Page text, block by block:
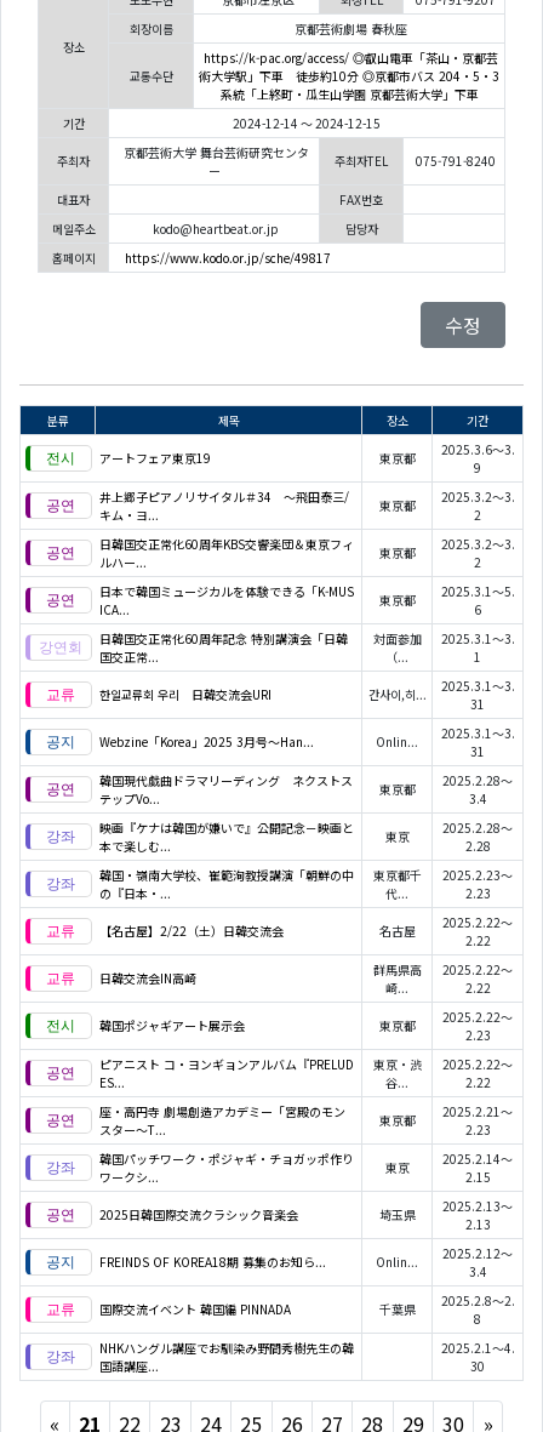
장소
회장이름
京都芸術劇場 春秋座
교통수단
https://k-pac.org/access/ ◎叡山電車「茶山・京都芸
術大学駅」下車 徒歩約10分 ◎京都市バス 204・5・3
系統「上終町・瓜生山学園 京都芸術大学」下車
기간
2024-12-14 ～ 2024-12-15
주최자
京都芸術大学 舞台芸術研究センタ
ー
주최자TEL 075-791-8240
대표자
FAX번호
메일주소
kodo@heartbeat.or.jp
담당자
홈페이지
https://www.kodo.or.jp/sche/49817
수정
분류 제목 장소 기간
アートフェア東京19 東京都
2025.3.6～3.
9
井上郷子ピアノリサイタル＃34 ～飛田泰三/
キム・ヨ...
東京都
2025.3.2～3.
2
日韓国交正常化60周年KBS交響楽団＆東京フィ
ルハー...
東京都
2025.3.2～3.
2
日本で韓国ミュージカルを体験できる「K-MUS
ICA...
東京都
2025.3.1～5.
6
日韓国交正常化60周年記念 特別講演会「日韓
国交正常...
対面参加
（...
2025.3.1～3.
1
한일교류회 우리 日韓交流会URI 간사이,히...
2025.3.1～3.
31
Webzine「Korea」2025 3月号～Han... Onlin...
2025.3.1～3.
31
韓国現代戯曲ドラマリーディング ネクストス
テップVo...
東京都
2025.2.28～
3.4
映画『ケナは韓国が嫌いで』公開記念－映画と
本で楽しむ...
東京
2025.2.28～
2.28
韓国・嶺南大学校、崔範洵教授講演「朝鮮の中
の『日本・...
東京都千
代...
2025.2.23～
2.23
【名古屋】2/22（土）日韓交流会 名古屋
2025.2.22～
2.22
日韓交流会IN高崎
群馬県高
崎...
2025.2.22～
2.22
韓国ポジャギアート展示会 東京都
2025.2.22～
2.23
ピアニスト コ・ヨンギョンアルバム『PRELUD
ES...
東京・渋
谷...
2025.2.22～
2.22
座・高円寺 劇場創造アカデミー「宮殿のモン
スター～T...
東京都
2025.2.21～
2.23
韓国パッチワーク・ポジャギ・チョガッポ作り
ワークシ...
東京
2025.2.14～
2.15
2025日韓国際交流クラシック音楽会 埼玉県
2025.2.13～
2.13
FREINDS OF KOREA18期 募集のお知ら... Onlin...
2025.2.12～
3.4
国際交流イベント 韓国編 PINNADA 千葉県
2025.2.8～2.
8
NHKハングル講座でお馴染み野間秀樹先生の韓
国語講座...
2025.2.1～4.
30
« Previous
21 22 23 24 25 26 27 28 29 30 »Next